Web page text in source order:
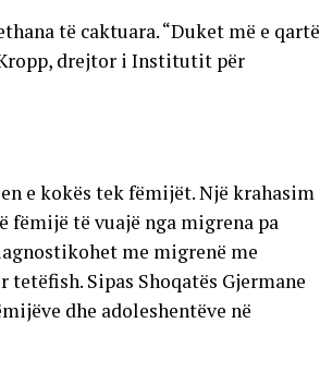
të caktuara. “Duket më e qartë
Kropp, drejtor i Institutit për
e kokës tek fëmijët. Një krahasim
fëmijë të vuajë nga migrena pa
me migrenë me
Sipas Shoqatës Gjermane
dhe adoleshentëve në